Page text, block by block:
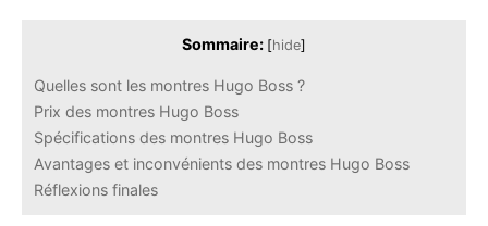
Sommaire: [hide]
Quelles sont les montres Hugo Boss ?
Prix des montres Hugo Boss
Spécifications des montres Hugo Boss
Avantages et inconvénients des montres Hugo Boss
Réflexions finales